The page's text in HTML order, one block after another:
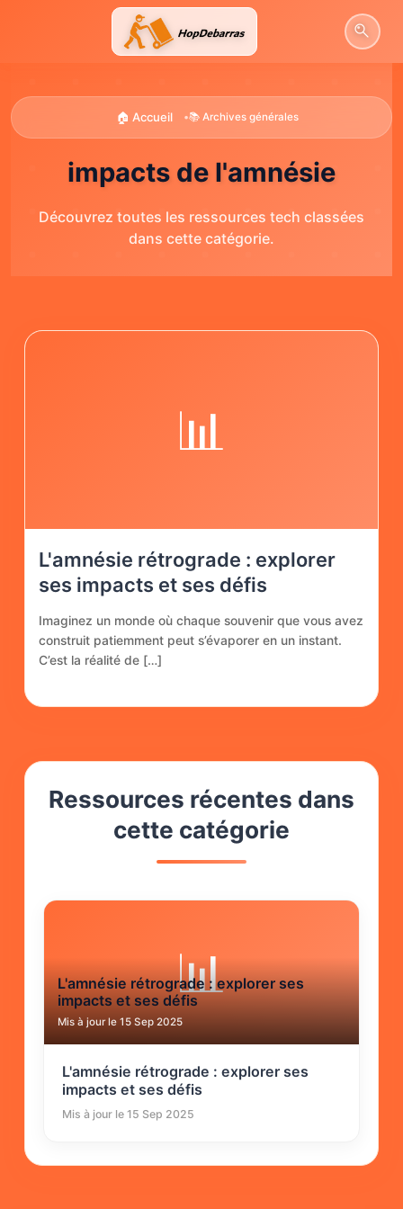
🏠 Accueil •📚 Archives générales
impacts de l'amnésie
Découvrez toutes les ressources tech classées
dans cette catégorie.
📊
L'amnésie rétrograde : explorer
ses impacts et ses défis
Imaginez un monde où chaque souvenir que vous avez
construit patiemment peut s’évaporer en un instant.
C’est la réalité de […]
Ressources récentes dans
cette catégorie
📊
L'amnésie rétrograde : explorer ses
impacts et ses défis
Mis à jour le 15 Sep 2025
L'amnésie rétrograde : explorer ses
impacts et ses défis
Mis à jour le 15 Sep 2025